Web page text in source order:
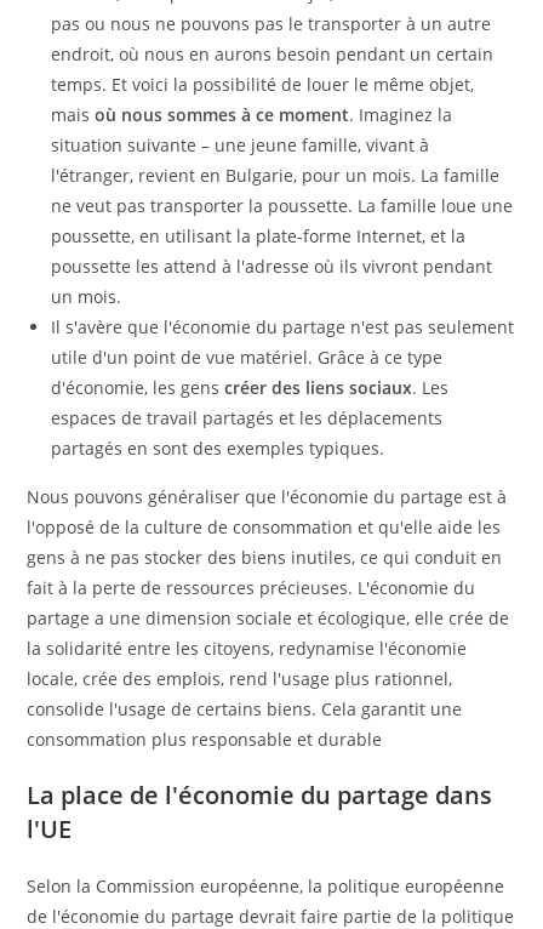
pas ou nous ne pouvons pas le transporter à un autre
endroit, où nous en aurons besoin pendant un certain
temps. Et voici la possibilité de louer le même objet,
maisoù nous sommes à ce moment. Imaginez la
situation suivante – une jeune famille, vivant à
l'étranger, revient en Bulgarie, pour un mois. La famille
ne veut pas transporter la poussette. La famille loue une
poussette, en utilisant la plate-forme Internet, et la
poussette les attend à l'adresse où ils vivront pendant
un mois.
Il s'avère que l'économie du partage n'est pas seulement
utile d'un point de vue matériel. Grâce à ce type
d'économie, les genscréer des liens sociaux. Les
espaces de travail partagés et les déplacements
partagés en sont des exemples typiques.
Nous pouvons généraliser que l'économie du partage est à
l'opposé de la culture de consommation et qu'elle aide les
gens à ne pas stocker des biens inutiles, ce qui conduit en
fait à la perte de ressources précieuses. L'économie du
partage a une dimension sociale et écologique, elle crée de
la solidarité entre les citoyens, redynamise l'économie
locale, crée des emplois, rend l'usage plus rationnel,
consolide l'usage de certains biens. Cela garantit une
consommation plus responsable et durable
La place de l'économie du partage dans
l'UE
Selon la Commission européenne, la politique européenne
de l'économie du partage devrait faire partie de la politique